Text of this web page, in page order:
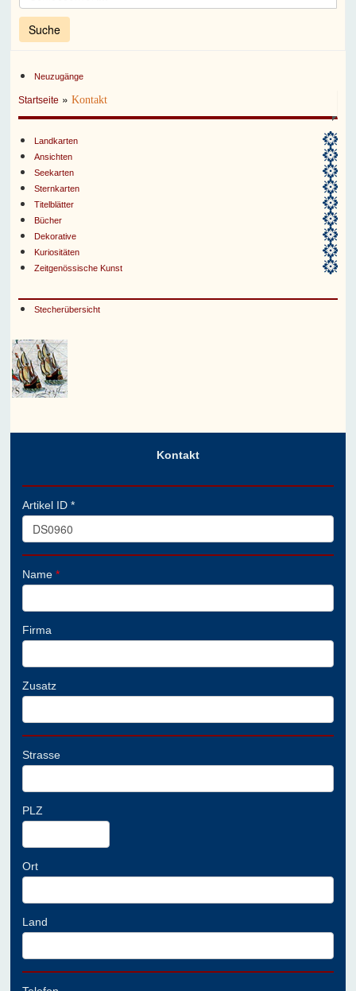
Neuzugänge
Startseite »Kontakt
Landkarten
Ansichten
Seekarten
Sternkarten
Titelblätter
Bücher
Dekorative
Kuriositäten
Zeitgenössische Kunst
Stecherübersicht
Kontakt
Artikel ID *
Name*
Firma
Zusatz
Strasse
PLZ
Ort
Land